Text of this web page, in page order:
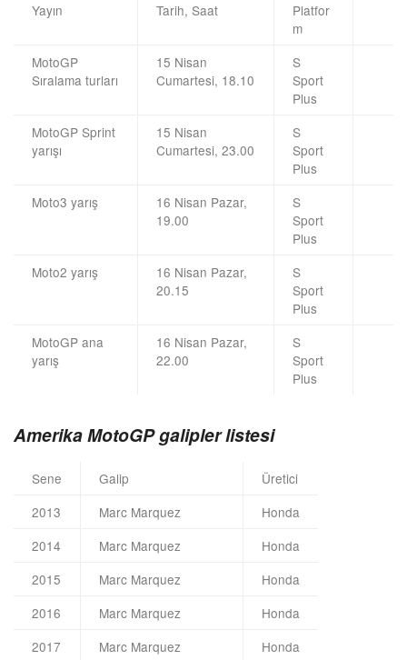
Yayın Tarih, Saat
Platfor
m
MotoGP
Sıralama turları
15 Nisan
Cumartesi, 18.10
S
Sport
Plus
MotoGP Sprint
yarışı
15 Nisan
Cumartesi, 23.00
S
Sport
Plus
Moto3 yarış
16 Nisan Pazar,
19.00
S
Sport
Plus
Moto2 yarış
16 Nisan Pazar,
20.15
S
Sport
Plus
MotoGP ana
yarış
16 Nisan Pazar,
22.00
S
Sport
Plus
Amerika MotoGP galipler listesi
Sene Galip
Üretici
2013
Marc Marquez
Honda
2014
Marc Marquez
Honda
2015
Marc Marquez
Honda
2016
Marc Marquez
Honda
2017
Marc Marquez Honda